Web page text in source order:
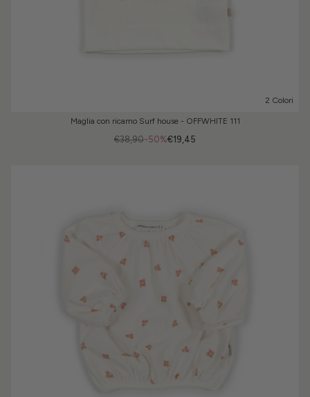
2 Colori
Maglia con ricamo Surf house - OFFWHITE 111
-50%
€38,90 €19,45